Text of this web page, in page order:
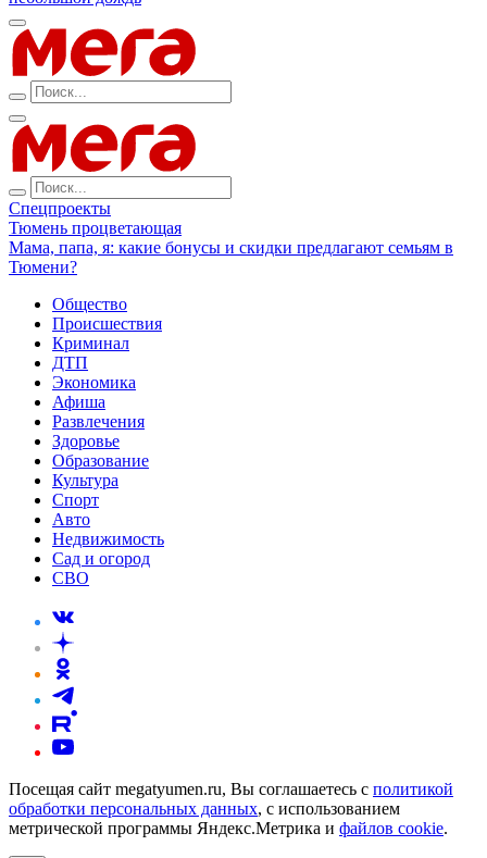
Спецпроекты
Тюмень процветающая
Мама, папа, я: какие бонусы и скидки предлагают семьям в
Тюмени?
Общество
Происшествия
Криминал
ДТП
Экономика
Афиша
Развлечения
Здоровье
Образование
Культура
Спорт
Авто
Недвижимость
Сад и огород
СВО
Посещая сайт megatyumen.ru, Вы соглашаетесь с политикой
обработки персональных данных, с использованием
метрической программы Яндекс.Метрика и файлов cookie.